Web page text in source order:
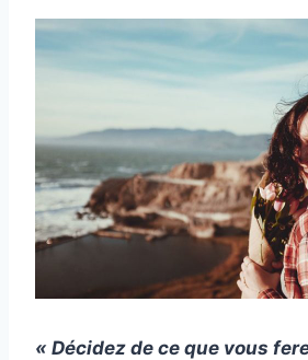
« Décidez de ce que vous